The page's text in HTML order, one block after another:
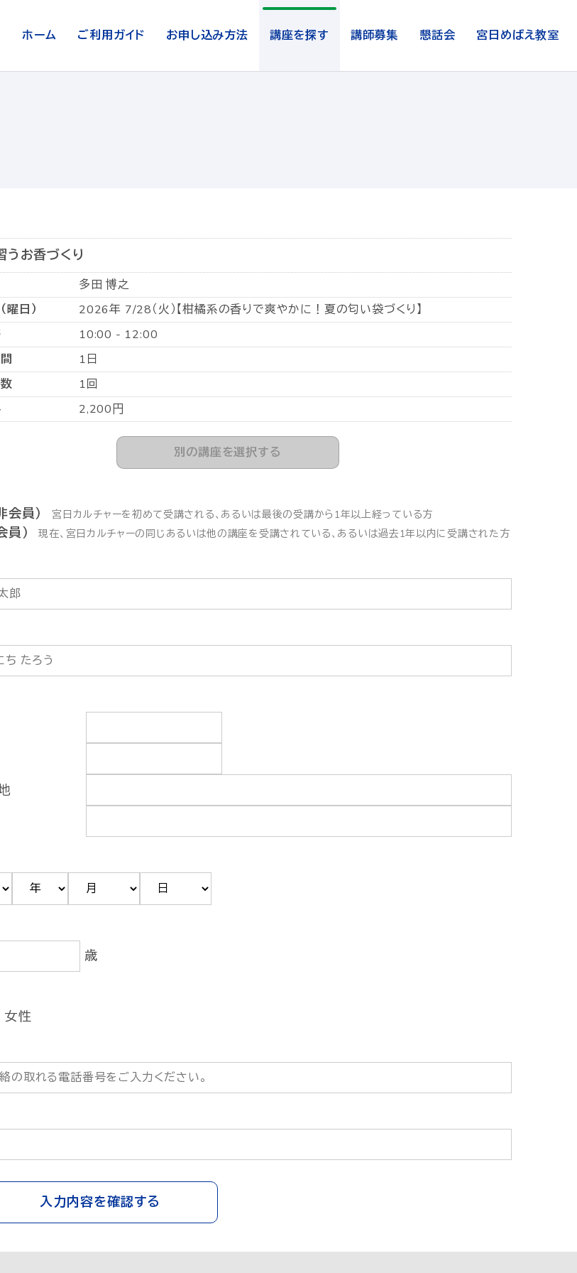
ホーム ご利用ガイド お申し込み方法 講座を探す 講師募集 懇話会 宮日めばえ教室
うお香づくり
多田 博之
曜日）
2026年 7/28（火）【柑橘系の香りで爽やかに！夏の匂い袋づくり】
10:00 - 12:00
1日
1回
2,200円
別の講座を選択する
会員） 宮日カルチャーを初めて受講される、あるいは最後の受講から1年以上経っている方
員） 現在、宮日カルチャーの同じあるいは他の講座を受講されている、あるいは過去1年以内に受講された方
歳
女性
入力内容を確認する